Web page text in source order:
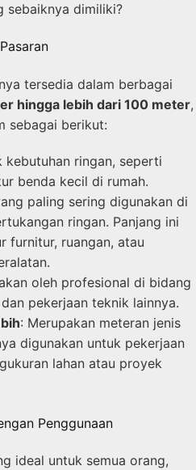
sebaiknya dimiliki?
tersedia dalam berbagai
hingga lebih dari 100 meter,
sebagai berikut:
kebutuhan ringan, seperti
benda kecil di rumah.
paling sering digunakan di
ringan. Panjang ini
furnitur, ruangan, atau
oleh profesional di bidang
pekerjaan teknik lainnya.
: Merupakan meteran jenis
digunakan untuk pekerjaan
lahan atau proyek
Penggunaan
ideal untuk semua orang,